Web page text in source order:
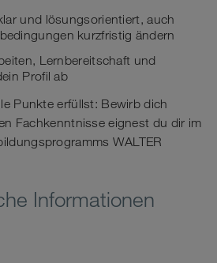
und lösungsorientiert, auch
kurzfristig ändern
Lernbereitschaft und
Profil ab
Punkte erfüllst: Bewirb dich
Fachkenntnisse eignest du dir im
WALTER
Informationen